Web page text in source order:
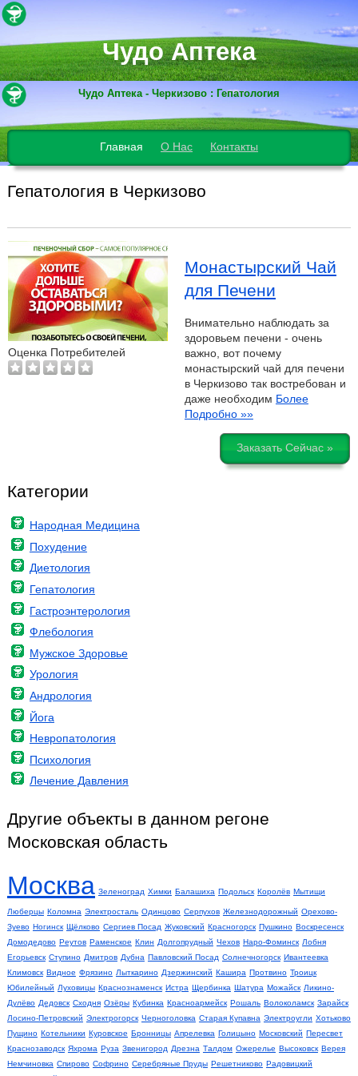
Чудо Аптека
Чудо Аптека - Черкизово : Гепатология
Главная О Нас Контакты
Гепатология в Черкизово
Оценка Потребителей
Монастырский Чай
для Печени
Внимательно наблюдать за
здоровьем печени - очень
важно, вот почему
монастырский чай для печени
в Черкизово так востребован и
даже необходим Более
Подробно »»
Заказать Сейчас »
Категории
Народная Медицина
Похудение
Диетология
Гепатология
Гастроэнтерология
Флебология
Мужское Здоровье
Урология
Андрология
Йога
Невропатология
Психология
Лечение Давления
Другие объекты в данном регоне
Московская область
Москва Зеленоград Химки Балашиха Подольск Королёв Мытищи
Люберцы Коломна Электросталь Одинцово Серпухов Железнодорожный Орехово-
Зуево Ногинск Щёлково Сергиев Посад Жуковский Красногорск Пушкино Воскресенск
Домодедово Реутов Раменское Клин Долгопрудный Чехов Наро-Фоминск Лобня
Егорьевск Ступино Дмитров Дубна Павловский Посад Солнечногорск Ивантеевка
Климовск Видное Фрязино Лыткарино Дзержинский Кашира Протвино Троицк
Юбилейный Луховицы Краснознаменск Истра Щербинка Шатура Можайск Ликино-
Дулёво Дедовск Сходня Озёры Кубинка Красноармейск Рошаль Волоколамск Зарайск
Лосино-Петровский Электрогорск Черноголовка Старая Купавна Электроугли Хотьково
Пущино Котельники Куровское Бронницы Апрелевка Голицыно Московский Пересвет
Краснозаводск Яхрома Руза Звенигород Дрезна Талдом Ожерелье Высоковск Верея
Немчиновка Спирово Софрино Серебряные Пруды Решетниково Радовицкий